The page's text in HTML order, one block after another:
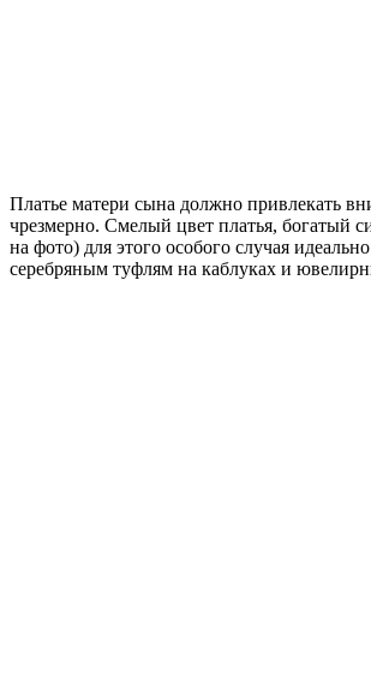
Платье матери сына должно привлекать
чрезмерно. Смелый цвет платья, богатый
на фото) для этого особого случая
серебряным туфлям на каблуках и